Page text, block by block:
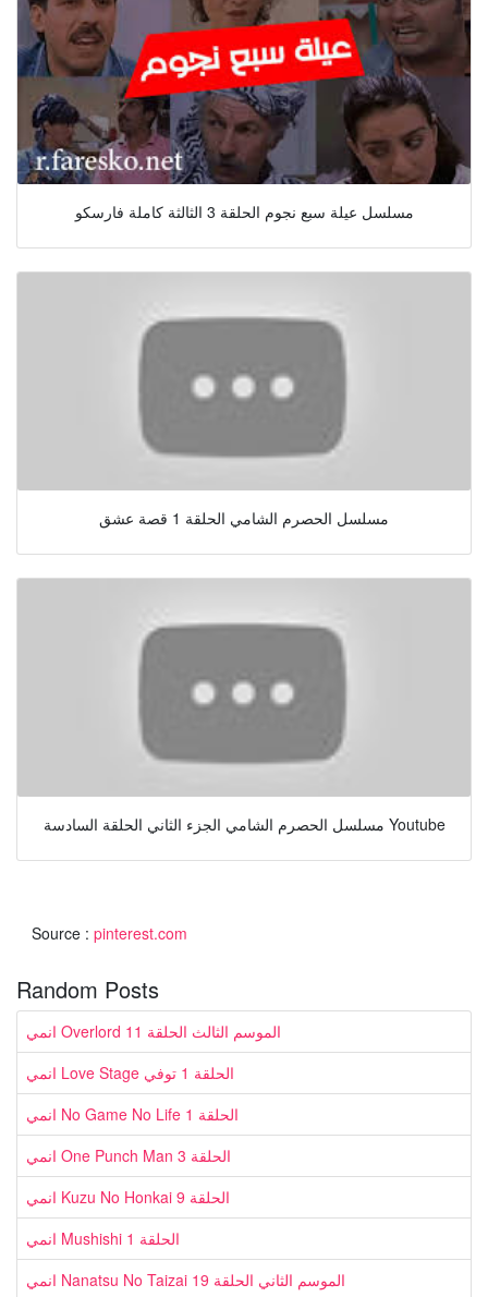
مسلسل عيلة سبع نجوم الحلقة 3 الثالثة كاملة فارسكو
مسلسل الحصرم الشامي الحلقة 1 قصة عشق
مسلسل الحصرم الشامي الجزء الثاني الحلقة السادسة Youtube
Source : pinterest.com
Random Posts
انمي Overlord الموسم الثالث الحلقة 11
انمي Love Stage الحلقة 1 توفي
انمي No Game No Life الحلقة 1
انمي One Punch Man الحلقة 3
انمي Kuzu No Honkai الحلقة 9
انمي Mushishi الحلقة 1
انمي Nanatsu No Taizai الموسم الثاني الحلقة 19